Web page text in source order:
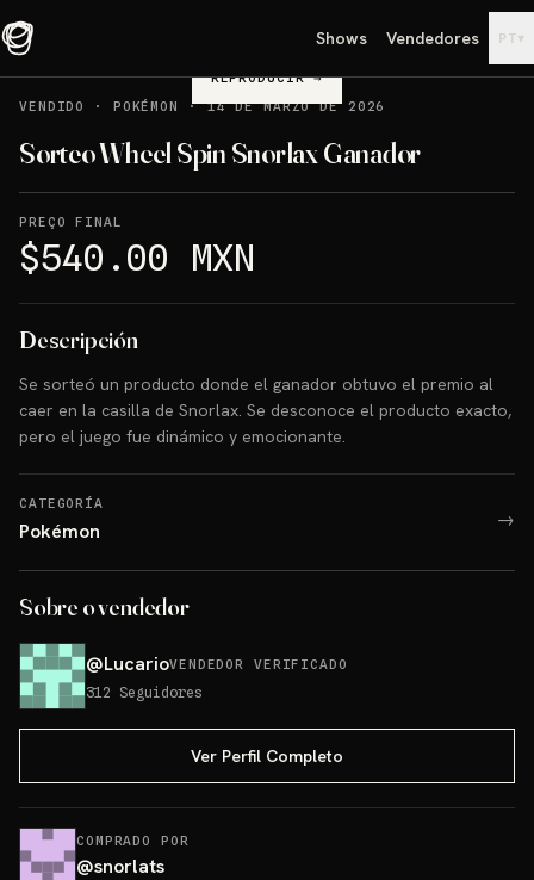
Shows Vendedores PT▾
REPRODUCIR→
VENDIDO
· POKÉMON ·14 DE MARZO DE 2026
Sorteo Wheel Spin Snorlax Ganador
PREÇO FINAL
$540.00 MXN
Descripción
Se sorteó un producto donde el ganador obtuvo el premio al
caer en la casilla de Snorlax. Se desconoce el producto exacto,
pero el juego fue dinámico y emocionante.
CATEGORÍA
Pokémon →
Sobre o vendedor
@LucarioVENDEDOR VERIFICADO
312 Seguidores
Ver Perfil Completo
COMPRADO POR
@snorlats